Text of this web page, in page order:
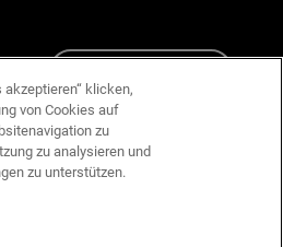
akzeptieren“ klicken,
von Cookies auf
zu
zu analysieren und
zu unterstützen.